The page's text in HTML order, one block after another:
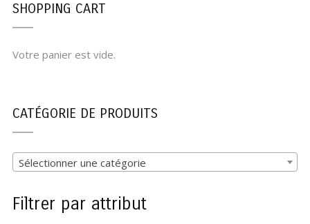
SHOPPING CART
Votre panier est vide.
CATÉGORIE DE PRODUITS
Sélectionner une catégorie
Filtrer par attribut